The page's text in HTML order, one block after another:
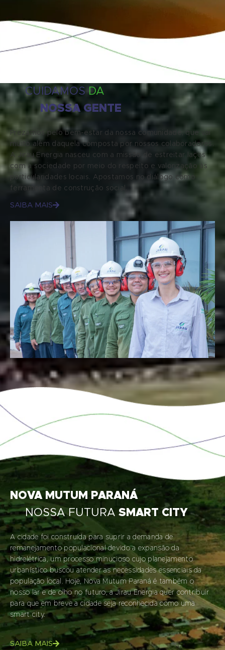
CUIDAMOSDA
NOSSA GENTE
Prezamos pelo bem-estar da nossa comunidade, que vai
muito além daquela composta por nossos colaboradores.
A Jirau Energia nasceu com a missão de estreitar laços
com a sociedade por meio do respeito e valorização às
particularidades locais. Apostamos no diálogo como
ferramenta de construção social.
SAIBA MAIS
NOVA MUTUM PARANÁ
NOSSA FUTURA SMART CITY
A cidade foi construída para suprir a demanda de
remanejamento populacional devido a expansão da
hidrelétrica, um processo minucioso cujo planejamento
urbanístico buscou atender as necessidades essenciais da
população local. Hoje, Nova Mutum Paraná é também o
nosso lar e de olho no futuro, a Jirau Energia quer contribuir
para que em breve a cidade seja reconhecida como uma
smart city.
SAIBA MAIS